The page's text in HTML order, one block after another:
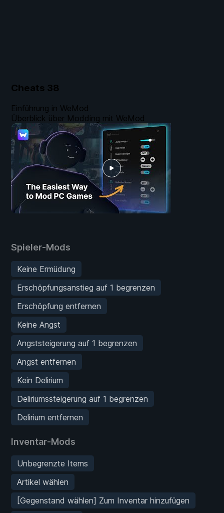
Cheats 38
Spieler-Mods
Keine Ermüdung
Erschöpfungsanstieg auf 1 begrenzen
Erschöpfung entfernen
Keine Angst
Angststeigerung auf 1 begrenzen
Angst entfernen
Kein Delirium
Deliriumssteigerung auf 1 begrenzen
Delirium entfernen
Inventar-Mods
Unbegrenzte Items
Artikel wählen
[Gegenstand wählen] Zum Inventar hinzufügen
Einführung in WeMod
Überblick über Modding mit WeMod